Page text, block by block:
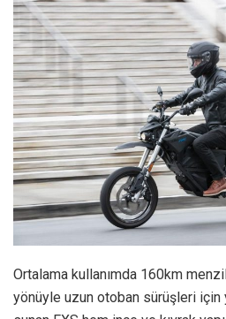
Ortalama kullanımda 160km
yönüyle uzun otoban sürüşleri